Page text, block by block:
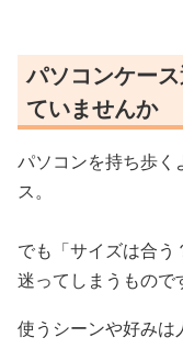
パソコンケー
ていませんか
パソコンを持ち歩く
ス。
でも「サイズは合う
迷ってしまうもので
使うシーンや好みは